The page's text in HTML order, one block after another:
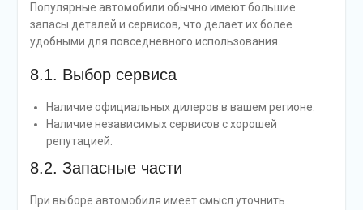
Популярные автомобили обычно имеют большие
запасы деталей и сервисов, что делает их более
удобными для повседневного использования.
8.1. Выбор сервиса
Наличие официальных дилеров в вашем регионе.
Наличие независимых сервисов с хорошей
репутацией.
8.2. Запасные части
При выборе автомобиля имеет смысл уточнить